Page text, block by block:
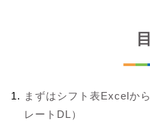
まずはシフト表Excelか
レートDL）